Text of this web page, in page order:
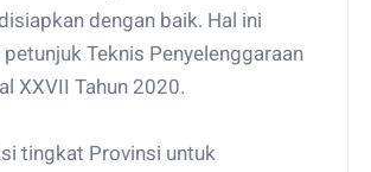
dengan baik. Hal ini
Teknis Penyelenggaraan
XXVII Tahun 2020.
tingkat Provinsi untuk